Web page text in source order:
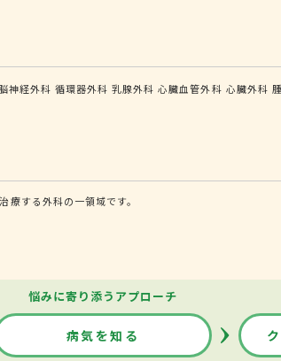
神経外科 循環器外科 乳腺外科 心臓血管外科 心臓外科
する外科の一領域です。
悩みに寄り添うアプローチ
病気を知る